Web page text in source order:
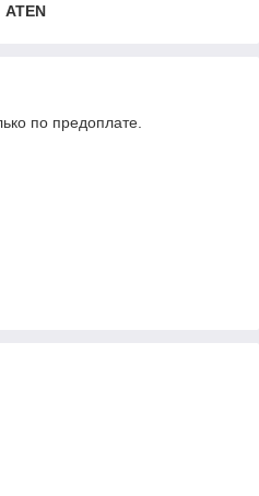
ATEN
по предоплате.